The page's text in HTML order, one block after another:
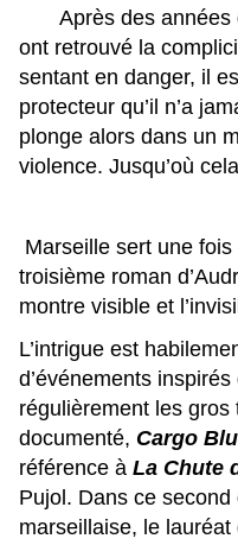
Après des années
ont retrouvé la
sentant en danger, il
protecteur qu’il n’a
plonge alors dans un
violence. Jusqu’où
Marseille sert une
troisième roman
montre visible et
L’intrigue est
d’événements
régulièrement les
documenté, Cargo
référence à La Chute
Pujol. Dans ce
marseillaise, le